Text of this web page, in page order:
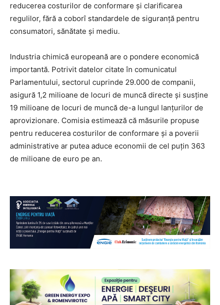
reducerea costurilor de conformare și clarificarea
regulilor, fără a coborî standardele de siguranță pentru
consumatori, sănătate și mediu.
Industria chimică europeană are o pondere economică
importantă. Potrivit datelor citate în comunicatul
Parlamentului, sectorul cuprinde 29.000 de companii,
asigură 1,2 milioane de locuri de muncă directe și susține
19 milioane de locuri de muncă de-a lungul lanțurilor de
aprovizionare. Comisia estimează că măsurile propuse
pentru reducerea costurilor de conformare și a poverii
administrative ar putea aduce economii de cel puțin 363
de milioane de euro pe an.